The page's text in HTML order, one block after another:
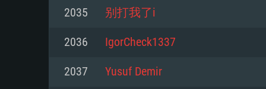
AMD Radeon 77XX / NVIDIA
Минимальное
Видеокарта: Intel Iris Pro 5200
аналогичная видеокарта
(минимальное
720p) с поддержкой Metal
Видеокарта: NVIDIA GeForce
проприетарными драйверами
месяцев) / соответствующая
Radeon со свежими
2035 别打我了i
2036 IgorCheck1337
2037 Yusuf Demir